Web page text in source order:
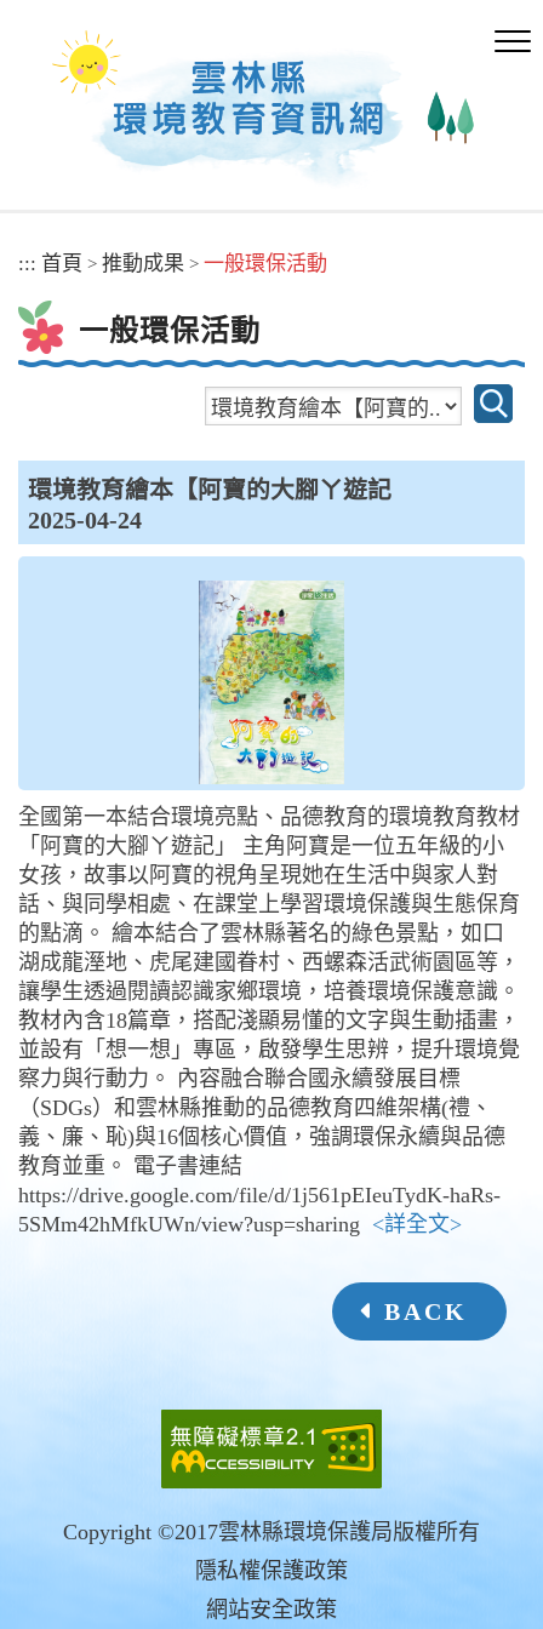
::: 首頁 > 推動成果 > 一般環保活動
一般環保活動
環境教育繪本【阿寶的大腳ㄚ遊記
2025-04-24
全國第一本結合環境亮點、品德教育的環境教育教材
「阿寶的大腳ㄚ遊記」 主角阿寶是一位五年級的小
女孩，故事以阿寶的視角呈現她在生活中與家人對
話、與同學相處、在課堂上學習環境保護與生態保育
的點滴。 繪本結合了雲林縣著名的綠色景點，如口
湖成龍溼地、虎尾建國眷村、西螺森活武術園區等，
讓學生透過閱讀認識家鄉環境，培養環境保護意識。
教材內含18篇章，搭配淺顯易懂的文字與生動插畫，
並設有「想一想」專區，啟發學生思辨，提升環境覺
察力與行動力。 內容融合聯合國永續發展目標
（SDGs）和雲林縣推動的品德教育四維架構(禮、
義、廉、恥)與16個核心價值，強調環保永續與品德
教育並重。 電子書連結
https://drive.google.com/file/d/1j561pEIeuTydK-haRs-
5SMm42hMfkUWn/view?usp=sharing <詳全文>
BACK
Copyright ©2017雲林縣環境保護局版權所有
隱私權保護政策
網站安全政策